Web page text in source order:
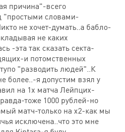
причина"-всего
"простыми словами-
не хочет-думать..а бабло-
не каких
-эта так сказать секта-
и потомственных
"разводить людей"..К
более..-я допустим взял у
на 1х матча Лейпцих-
тоже 1000 рублей-но
матч-только на х2-как мы
исключена..что это мне